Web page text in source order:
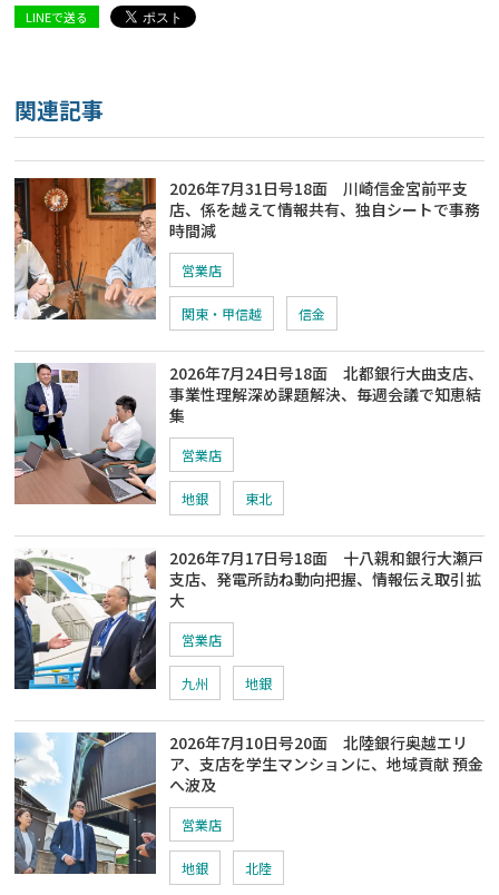
LINEで送る
関連記事
2026年7月31日号18面 川崎信金宮前平支
店、係を越えて情報共有、独自シートで事務
時間減
営業店
関東・甲信越 信金
2026年7月24日号18面 北都銀行大曲支店、
事業性理解深め課題解決、毎週会議で知恵結
集
営業店
地銀 東北
2026年7月17日号18面 十八親和銀行大瀬戸
支店、発電所訪ね動向把握、情報伝え取引拡
大
営業店
九州 地銀
2026年7月10日号20面 北陸銀行奥越エリ
ア、支店を学生マンションに、地域貢献 預金
へ波及
営業店
地銀 北陸